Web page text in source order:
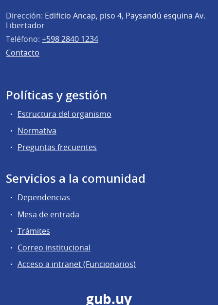
Dirección: Edificio Ancap, piso 4, Paysandú esquina Av.
Libertador
Teléfono: +598 2840 1234
Contacto
Políticas y gestión
Estructura del organismo
Normativa
Preguntas frecuentes
Servicios a la comunidad
Dependencias
Mesa de entrada
Trámites
Correo institucional
Acceso a intranet (Funcionarios)
gub.uy